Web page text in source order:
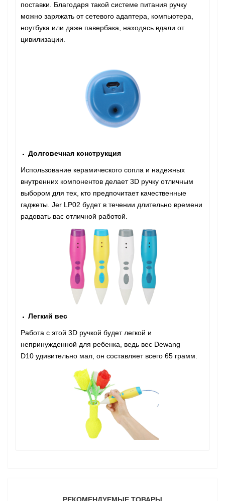
поставки. Благодаря такой системе питания ручку
можно заряжать от сетевого адаптера, компьютера,
ноутбука или даже павербака, находясь вдали от
цивилизации.
Долговечная конструкция
Использование керамического сопла и надежных
внутренних компонентов делает 3D ручку отличным
выбором для тех, кто предпочитает качественные
гаджеты. Jer LP02 будет в течении длительно времени
радовать вас отличной работой.
Легкий вес
Работа с этой 3D ручкой будет легкой и
непринужденной для ребенка, ведь вес Dewang
D10 удивительно мал, он составляет всего 65 грамм.